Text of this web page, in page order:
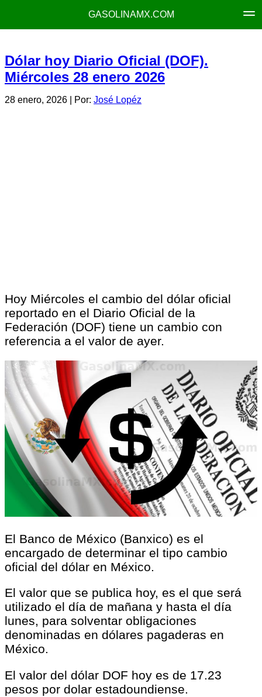
GASOLINAMX.COM
Dólar hoy Diario Oficial (DOF).
Miércoles 28 enero 2026
28 enero, 2026 | Por: José Lopéz
Hoy Miércoles el cambio del dólar oficial
reportado en el Diario Oficial de la
Federación (DOF) tiene un cambio con
referencia a el valor de ayer.
El Banco de México (Banxico) es el
encargado de determinar el tipo cambio
oficial del dólar en México.
El valor que se publica hoy, es el que será
utilizado el día de mañana y hasta el día
lunes, para solventar obligaciones
denominadas en dólares pagaderas en
México.
El valor del dólar DOF hoy es de 17.23
pesos por dolar estadoundiense.